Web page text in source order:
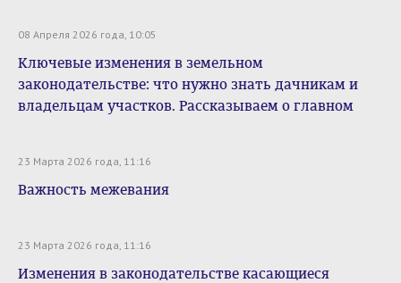
08 Апреля 2026 года, 10:05
Ключевые изменения в земельном
законодательстве: что нужно знать дачникам и
владельцам участков. Рассказываем о главном
23 Марта 2026 года, 11:16
Важность межевания
23 Марта 2026 года, 11:16
Изменения в законодательстве касающиеся